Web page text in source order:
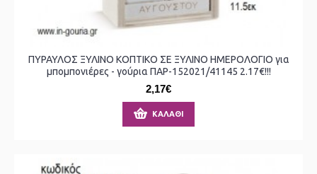
ΠΥΡΑΥΛΟΣ ΞΥΛΙΝΟ ΚΟΠΤΙΚΟ ΣΕ ΞΥΛΙΝΟ ΗΜΕΡΟΛΟΓΙΟ για
μπομπονιέρες - γούρια ΠΑΡ-152021/41145 2.17€!!!
2,17€
ΚΑΛΆΘΙ